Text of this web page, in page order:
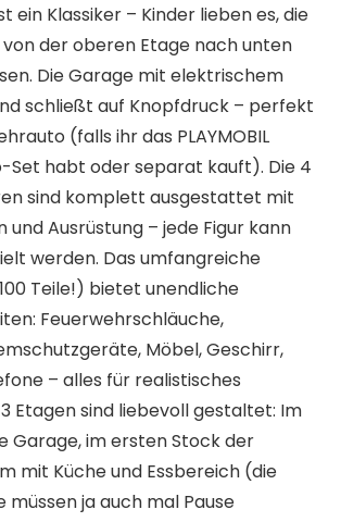
ein Klassiker – Kinder lieben es, die
der oberen Etage nach unten
Die Garage mit elektrischem
schließt auf Knopfdruck – perfekt
(falls ihr das PLAYMOBIL
Set habt oder separat kauft). Die 4
sind komplett ausgestattet mit
und Ausrüstung – jede Figur kann
werden. Das umfangreiche
Teile!) bietet unendliche
Feuerwehrschläuche,
Möbel, Geschirr,
– alles für realistisches
Etagen sind liebevoll gestaltet: Im
Garage, im ersten Stock der
mit Küche und Essbereich (die
müssen ja auch mal Pause